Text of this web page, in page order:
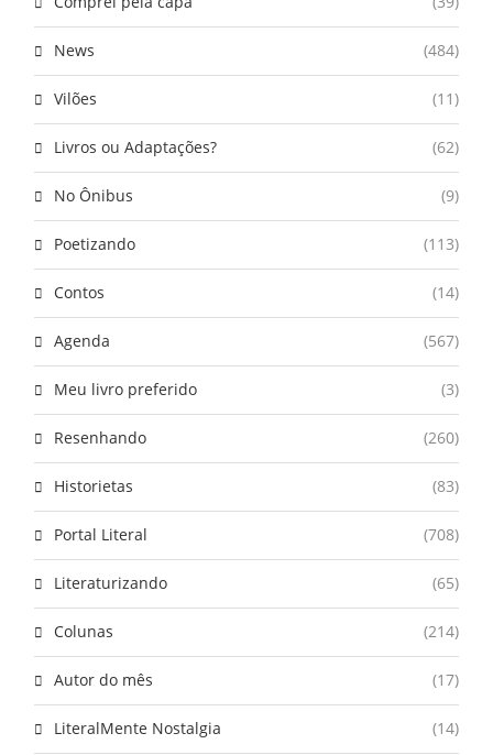
News (484)
Vilões (11)
Livros ou Adaptações? (62)
No Ônibus (9)
Poetizando (113)
Contos (14)
Agenda (567)
Meu livro preferido (3)
Resenhando (260)
Historietas (83)
Portal Literal (708)
Literaturizando (65)
Colunas (214)
Autor do mês (17)
LiteralMente Nostalgia (14)